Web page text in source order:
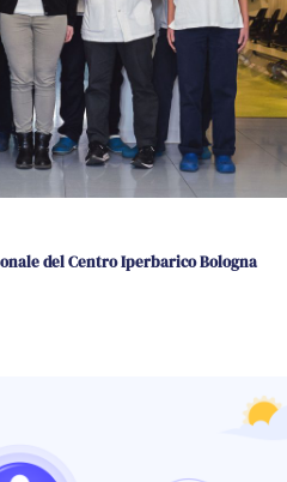
del Centro Iperbarico Bologna